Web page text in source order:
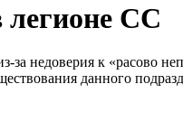
СС
недоверия к «расово
данного